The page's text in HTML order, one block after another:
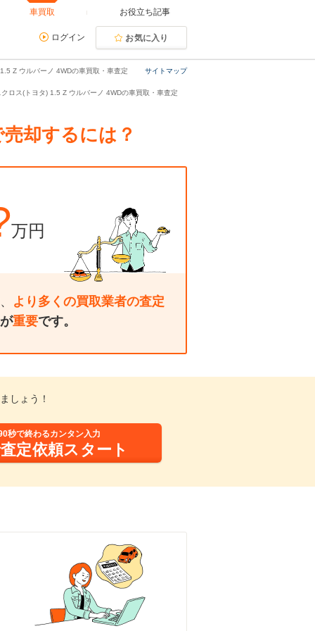
車買取 お役立ち記事
ログイン お気に入り
サイトマップ
Z ウルバーノ 4WDの車買取・車査定
クロス(トヨタ) 1.5 Z ウルバーノ 4WDの車買取・車査定
却するには？
万円
より多くの買取業者の査定
重要です。
しょう！
秒で終わるカンタン入力
定依頼スタート